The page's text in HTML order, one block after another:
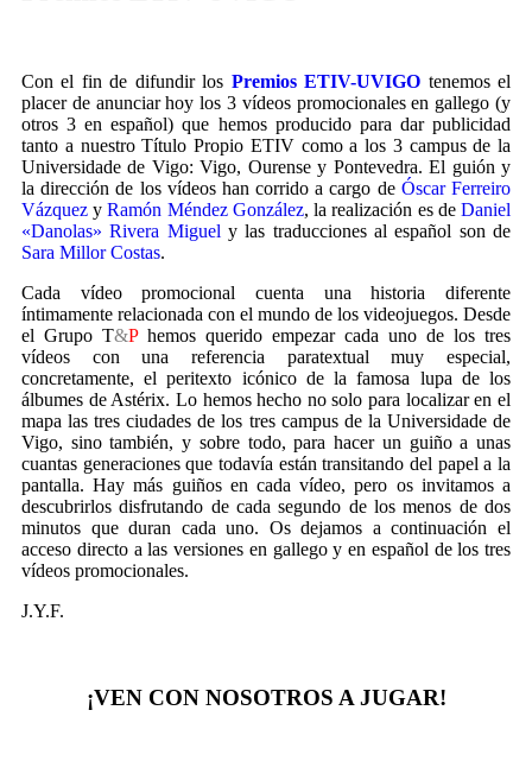
Con el fin de difundir los Premios ETIV-UVIGO tenemos el
placer de anunciar hoy los 3 vídeos promocionales en gallego (y
otros 3 en español) que hemos producido para dar publicidad
tanto a nuestro Título Propio ETIV como a los 3 campus de la
Universidade de Vigo: Vigo, Ourense y Pontevedra. El guión y
la dirección de los vídeos han corrido a cargo de Óscar Ferreiro
Vázquez yRamón Méndez González, la realización es deDaniel
«Danolas» Rivera Miguel y las traducciones al español son de
Sara Millor Costas.
Cada vídeo promocional cuenta una historia diferente
íntimamente relacionada con el mundo de los videojuegos. Desde
el Grupo T&Phemos querido empezar cada uno de los tres
vídeos con una referencia paratextual muy especial,
concretamente, el peritexto icónico de la famosa lupa de los
álbumes de Astérix. Lo hemos hecho no solo para localizar en el
mapa las tres ciudades de los tres campus de la Universidade de
Vigo, sino también, y sobre todo, para hacer un guiño a unas
cuantas generaciones que todavía están transitando del papel a la
pantalla. Hay más guiños en cada vídeo, pero os invitamos a
descubrirlos disfrutando de cada segundo de los menos de dos
minutos que duran cada uno. Os dejamos a continuación el
acceso directo a las versiones en gallego y en español de los tres
vídeos promocionales.
J.Y.F.
¡VEN CON NOSOTROS A JUGAR!